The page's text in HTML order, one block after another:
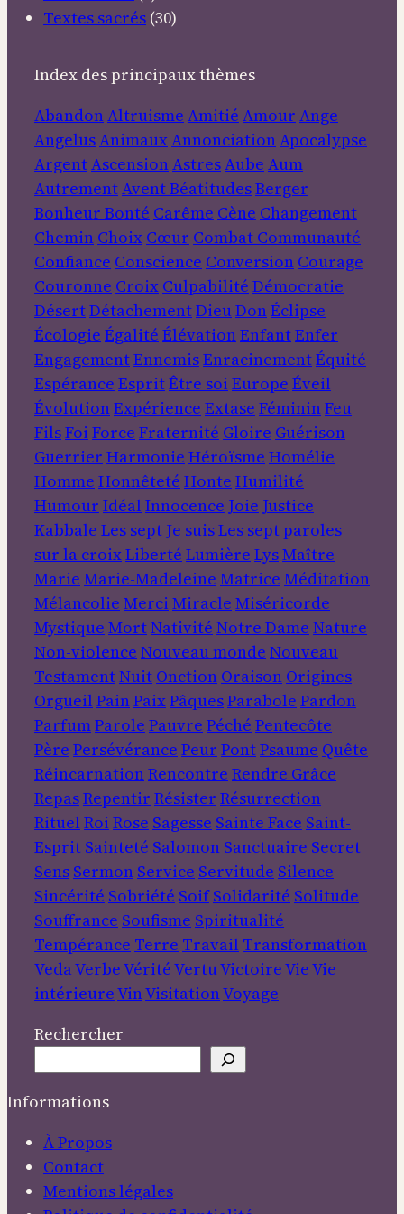
Textes sacrés (30)
Index des principaux thèmes
AbandonAltruisme Amitié Amour Ange
AngelusAnimauxAnnonciationApocalypse
ArgentAscensionAstresAube Aum
AutrementAventBéatitudesBerger
Bonheur Bonté Carême Cène Changement
Chemin Choix Cœur Combat Communauté
Confiance Conscience Conversion Courage
Couronne Croix Culpabilité Démocratie
DésertDétachementDieuDonÉclipse
Écologie Égalité ÉlévationEnfantEnfer
EngagementEnnemisEnracinementÉquité
Espérance EspritÊtre soi Europe Éveil
ÉvolutionExpérience Extase FémininFeu
FilsFoi Force Fraternité Gloire Guérison
Guerrier Harmonie Héroïsme Homélie
Homme Honnêteté Honte Humilité
Humour Idéal Innocence Joie Justice
Kabbale Les sept Je suisLes sept paroles
sur la croixLiberté Lumière LysMaître
Marie Marie-Madeleine Matrice Méditation
Mélancolie Merci Miracle Miséricorde
Mystique MortNativité Notre Dame Nature
Non-violence Nouveau monde Nouveau
TestamentNuit Onction Oraison Origines
Orgueil PainPaixPâquesParabole Pardon
ParfumParole Pauvre Péché Pentecôte
Père Persévérance Peur PontPsaume Quête
RéincarnationRencontre Rendre Grâce
RepasRepentir Résister Résurrection
Rituel Roi Rose Sagesse Sainte Face Saint-
Esprit Sainteté Salomon Sanctuaire Secret
Sens Sermon Service Servitude Silence
Sincérité Sobriété Soif Solidarité Solitude
Souffrance Soufisme Spiritualité
Tempérance Terre Travail Transformation
VedaVerbeVéritéVertuVictoireVieVie
intérieureVinVisitationVoyage
Rechercher
Informations
À Propos
Contact
Mentions légales